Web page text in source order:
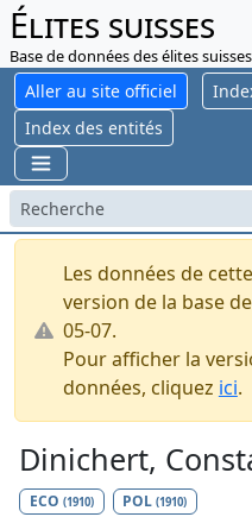
Élites suisses
Base de données des élites suisses
Aller au site officiel
Index des entités
Les données de
version de la base
05-07.
Pour afficher la
données, cliquez ici.
Dinichert,
ECO (1910) POL(1910)